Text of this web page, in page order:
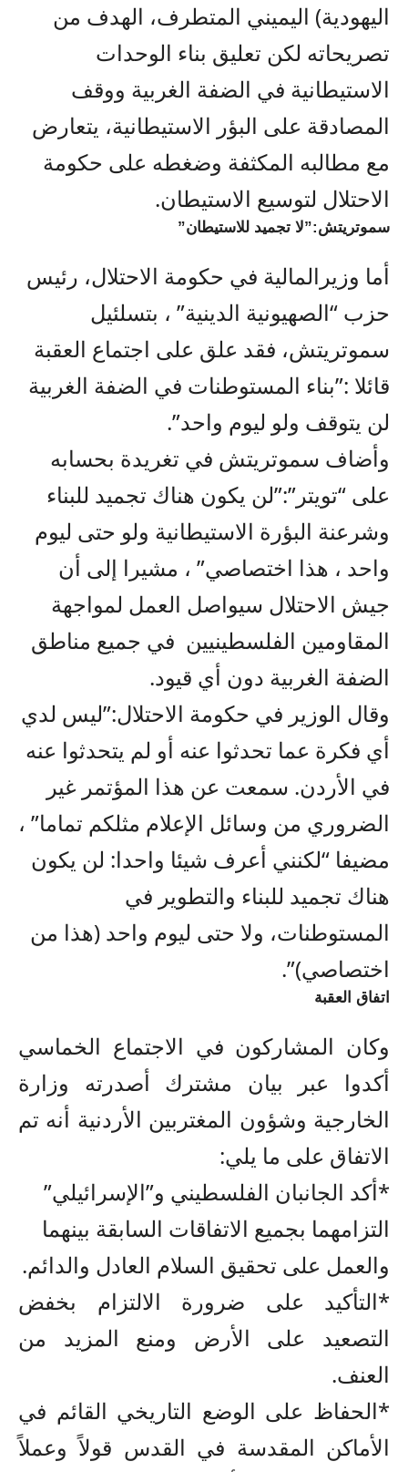
اليهودية) اليميني المتطرف، الهدف من
تصريحاته لكن تعليق بناء الوحدات
الاستيطانية في الضفة الغربية ووقف
المصادقة على البؤر الاستيطانية، يتعارض
مع مطالبه المكثفة وضغطه على حكومة
الاحتلال لتوسيع الاستيطان.
سموتريتش:”لا تجميد للاستيطان”
أما وزيرالمالية في حكومة الاحتلال، رئيس
حزب “الصهيونية الدينية” ، بتسلئيل
سموتريتش، فقد علق على اجتماع العقبة
قائلا :”بناء المستوطنات في الضفة الغربية
لن يتوقف ولو ليوم واحد”.
وأضاف سموتريتش في تغريدة بحسابه
على “تويتر”:”لن يكون هناك تجميد للبناء
وشرعنة البؤرة الاستيطانية ولو حتى ليوم
واحد ، هذا اختصاصي” ، مشيرا إلى أن
جيش الاحتلال سيواصل العمل لمواجهة
المقاومين الفلسطينيين في جميع مناطق
الضفة الغربية دون أي قيود.
وقال الوزير في حكومة الاحتلال:”ليس لدي
أي فكرة عما تحدثوا عنه أو لم يتحدثوا عنه
في الأردن. سمعت عن هذا المؤتمر غير
الضروري من وسائل الإعلام مثلكم تماما” ،
مضيفا “لكنني أعرف شيئا واحدا: لن يكون
هناك تجميد للبناء والتطوير في
المستوطنات، ولا حتى ليوم واحد (هذا من
اختصاصي)”.
اتفاق العقبة
وكان المشاركون في الاجتماع الخماسي
أكدوا عبر بيان مشترك أصدرته وزارة
الخارجية وشؤون المغتربين الأردنية أنه تم
الاتفاق على ما يلي:
*أكد الجانبان الفلسطيني و”الإسرائيلي”
التزامهما بجميع الاتفاقات السابقة بينهما
والعمل على تحقيق السلام العادل والدائم.
*التأكيد على ضرورة الالتزام بخفض
التصعيد على الأرض ومنع المزيد من
العنف.
*الحفاظ على الوضع التاريخي القائم في
الأماكن المقدسة في القدس قولاً وعملاً